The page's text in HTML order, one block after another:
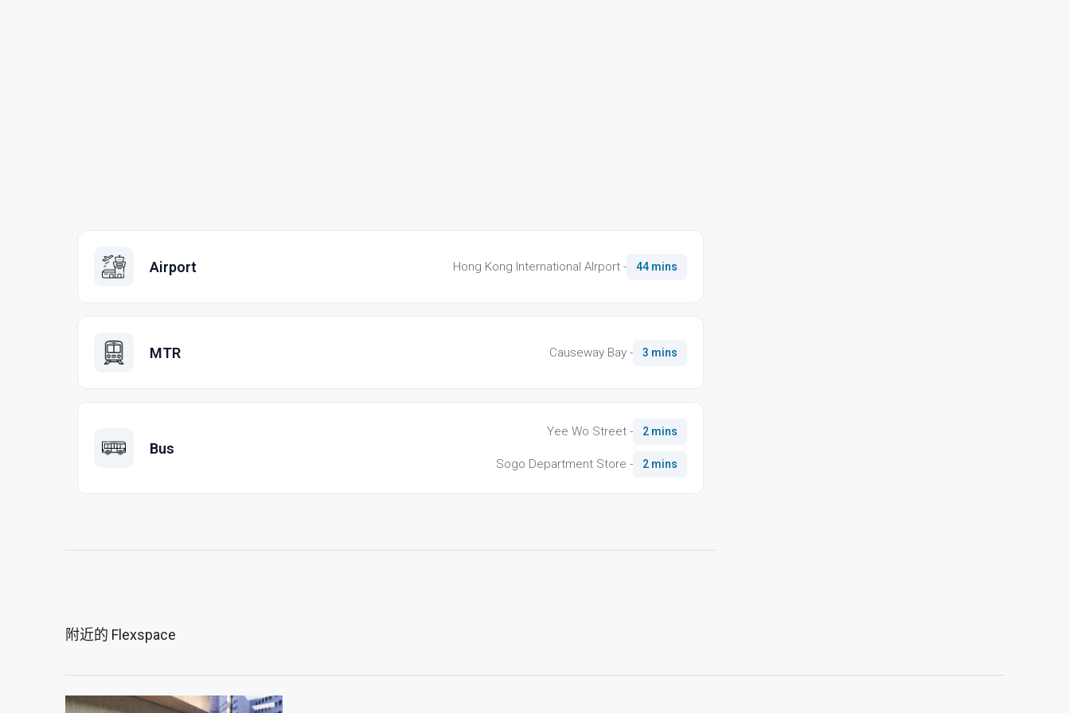
Airport Hong Kong International AIrport - 44 mins
MTR Causeway Bay - 3 mins
Bus
Yee Wo Street - 2 mins
Sogo Department Store - 2 mins
附近的 Flexspace